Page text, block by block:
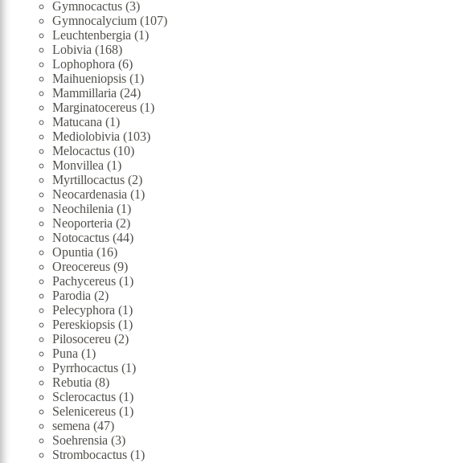
produktů
Gymnocactus 33
produkty
Gymnocalycium 107107
Leuchtenbergia 11
Lobivia 168168
produktů
Lophophora 66
produktů
Maihueniopsis 11
produkt
Mammillaria 2424
produktů
Marginatocereus 11
Matucana 11
produkt
Mediolobivia 103103
Melocactus 1010
Monvillea 11
produkt
Myrtillocactus 22
produkty
Neocardenasia 11
Neochilenia 11
produkt
Neoporteria 22
produkty
Notocactus 4444
Opuntia 1616
produktů
Oreocereus 99
produktů
Pachycereus 11
Parodia 22
produkty
Pelecyphora 11
produkt
Pereskiopsis 11
produkt
Pilosocereu 22
Puna 11
produkt
Pyrrhocactus 11
Rebutia 88
produktů
Sclerocactus 11
produkt
Selenicereus 11
semena 4747
produktů
Soehrensia 33
produkty
Strombocactus 11